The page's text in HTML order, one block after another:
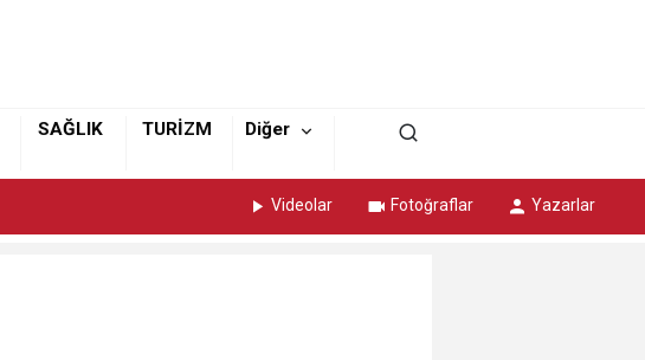
SAĞLIK TURİZM Diğer
Videolar Fotoğraflar Yazarlar